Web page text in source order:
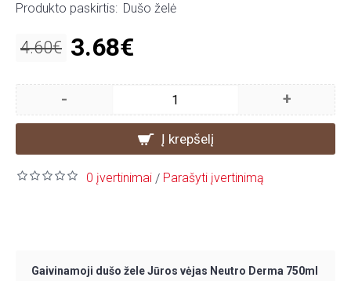
Produkto paskirtis: Dušo želė
4.60€ 3.68€
- +
Į krepšelį
0 įvertinimai / Parašyti įvertinimą
Gaivinamoji dušo žele Jūros vėjas Neutro Derma 750ml